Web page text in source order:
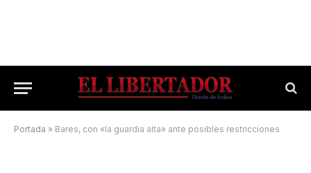
Portada » Bares, con «la guardia alta» ante posibles restricciones